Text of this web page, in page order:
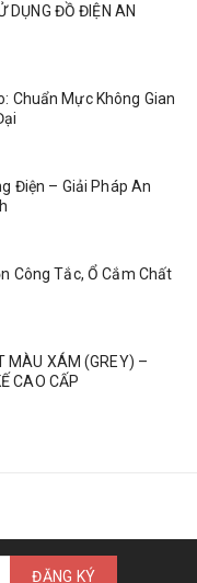
DỤNG ĐỒ ĐIỆN AN
Chuẩn Mực Không Gian
Điện – Giải Pháp An
Công Tắc, Ổ Cắm Chất
MÀU XÁM (GREY) –
CAO CẤP